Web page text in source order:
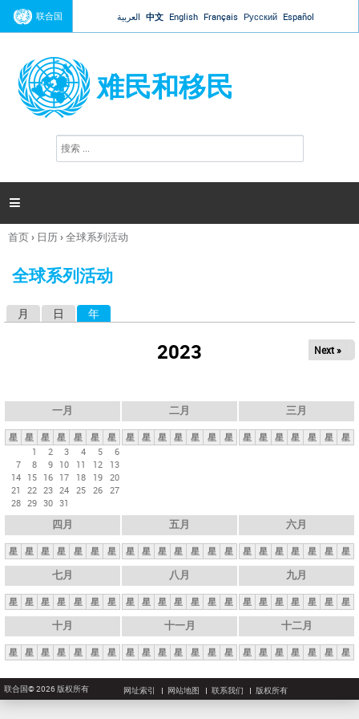
Jump to navigation
联合国 العربية 中文 English Français Русский Español
难民和移民
搜
索

你
这
首页› 日历›全球系列活动
全球系列活动
月 日 年
2023 Next »
一月
星 星 星 星 星 星
星
1
2 3 4 5
6
7
8 9 10 11 12
13
14 15 16 17 18 19 20
21
22 23 24 25 26 27
28 29 30 31
二月
星 星 星 星 星 星 星
三月
星 星 星 星 星 星 星
四月
星 星 星 星 星 星 星
五月
星 星 星 星 星 星 星
六月
星 星 星 星 星 星 星
七月
星 星 星 星 星 星 星
八月
星 星 星 星 星 星 星
九月
星 星 星 星 星 星 星
十月
星 星 星 星 星 星 星
十一月
星 星 星 星 星 星 星
十二月
星 星 星 星 星 星 星
联合国© 2026 版权所有 网址索引 网站地图 联系我们 版权所有